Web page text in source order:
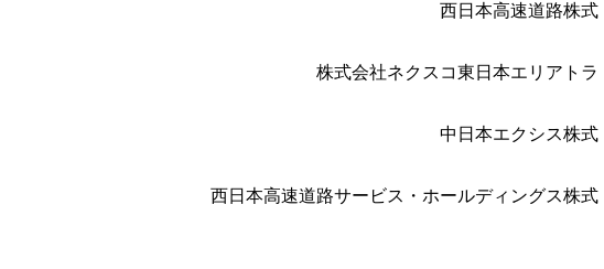
高速道路株式
ネクスコ東日本エリアトラ
エクシス株式
路サービス・ホールディングス株式